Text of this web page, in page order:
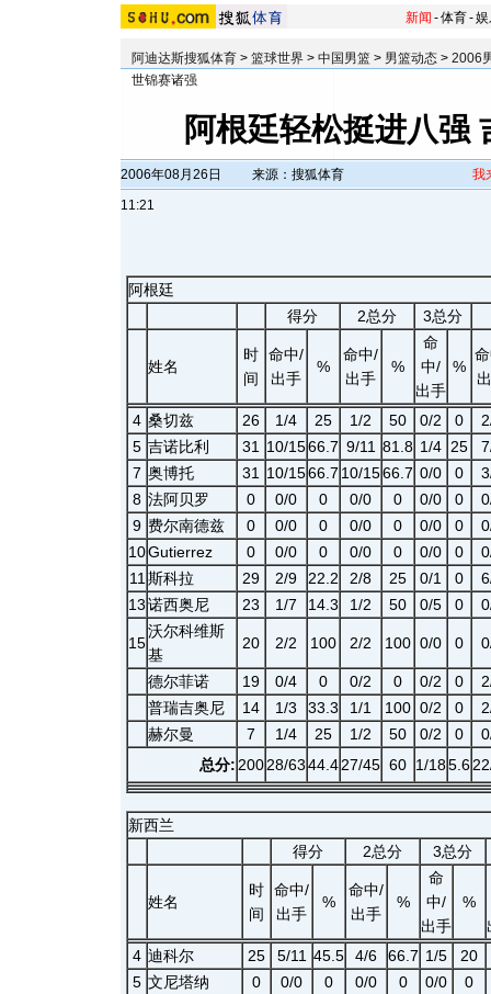
新闻 -体育-
阿迪达斯搜狐体育 > 篮球世界 > 中国男篮 > 男篮动态 > 2006
世锦赛诸强
阿根廷轻松挺进八强
2006年08月26日
11:21
来源：搜狐体育 我
阿根廷
得分
2总分 3总分
姓名
时
间
命中/
出手
%
命中/
出手
%
命
中/
出手
%
4 桑切兹 26 1/4 25 1/2 50 0/2 0
5 吉诺比利 31 10/1566.7 9/11 81.8 1/4 25
7 奥博托 31 10/1566.7 10/1566.7 0/0 0
8 法阿贝罗 0 0/0 0 0/0 0 0/0 0
9 费尔南德兹 0 0/0 0 0/0 0 0/0 0
10Gutierrez 0 0/0 0 0/0 0 0/0 0
11 斯科拉 29 2/9 22.2 2/8 25 0/1 0
13诺西奥尼 23 1/7 14.3 1/2 50 0/5 0
15
沃尔科维斯
基
20 2/2 100 2/2 100 0/0 0
德尔菲诺 19 0/4 0 0/2 0 0/2 0
普瑞吉奥尼
14 1/3 33.3 1/1 100 0/2 0
赫尔曼
7 1/4 25 1/2 50 0/2 0
总分: 20028/6344.427/45 60 1/185.6
新西兰
得分
2总分 3总分
姓名
时
间
命中/
出手
%
命中/
出手
%
命
中/
出手
%
4 迪科尔 25 5/11 45.5 4/6 66.7 1/5
20
5 文尼塔纳 0 0/0 0 0/0 0 0/0
0